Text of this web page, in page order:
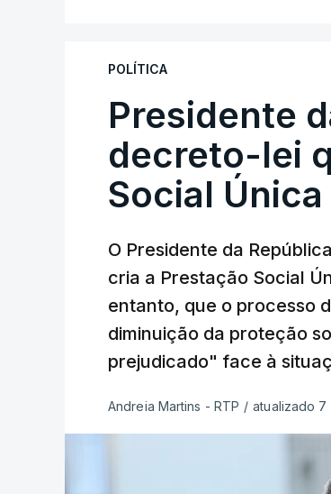
POLÍTICA
Presidente
decreto-lei
Social Única
O Presidente da
cria a Prestação Social
entanto, que o processo
diminuição da proteção
prejudicado" face à
Andreia Martins - RTP / atualizado 7